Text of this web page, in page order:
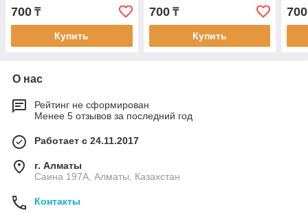
700 ₸
Купить
700₸
Купить
700
О нас
Рейтинг не сформирован
Менее 5 отзывов за последний год
Работает с 24.11.2017
г. Алматы
Саина 197А, Алматы, Казахстан
Контакты